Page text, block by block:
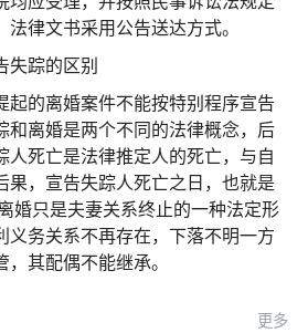
律文书采用公告送达方式。
失踪的区别
起的离婚案件不能按特别程序宣告
和离婚是两个不同的法律概念，后
人死亡是法律推定人的死亡，与自
果，宣告失踪人死亡之日，也就是
婚只是夫妻关系终止的一种法定形
义务关系不再存在，下落不明一方
其配偶不能继承。
更多